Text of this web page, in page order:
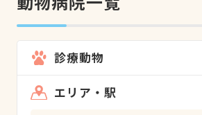
診療動物
エリア・駅